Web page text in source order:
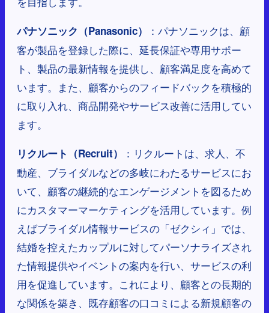
パナソニック（Panasonic）
：パナソニックは、顧
客が製品を登録した際に、延長保証や専用サポー
ト、製品の最新情報を提供し、顧客満足度を高めて
います。また、顧客からのフィードバックを積極的
に取り入れ、商品開発やサービス改善に活用してい
ます。
リクルート（Recruit）
：リクルートは、求人、不
動産、ブライダルなどの多岐にわたるサービスにお
いて、顧客の継続的なエンゲージメントを図るため
にカスタマーマーケティングを活用しています。例
えばブライダル情報サービスの「ゼクシィ」では、
結婚を控えたカップルに対してパーソナライズされ
た情報提供やイベントの案内を行い、サービスの利
用を促進しています。これにより、顧客との長期的
な関係を築き、既存顧客の口コミによる新規顧客の